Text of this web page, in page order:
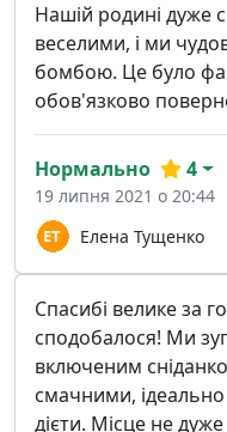
Нашій родині дуже
веселими, і ми
бомбою. Це було
обов'язково
Елена Тущенко
Нормально 4
19 липня 2021 о 20:44
Спасибі велике за
сподобалося! Ми
включеним
смачними,
дієти. Місце не